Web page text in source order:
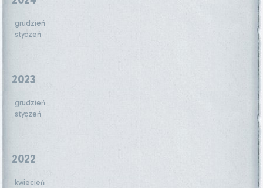
grudzień
styczeń
2023
grudzień
styczeń
2022
kwiecień